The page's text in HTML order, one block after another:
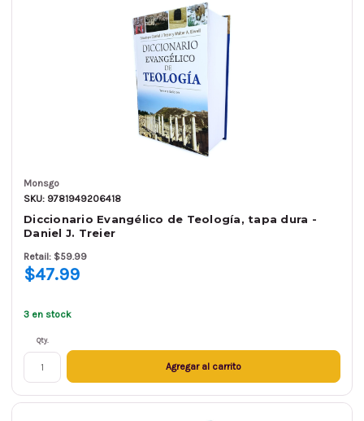
Monsgo
SKU: 9781949206418
Diccionario Evangélico de Teología, tapa dura -
Daniel J. Treier
Retail: $59.99
$47.99
3 en stock
Qty.
Agregar al carrito